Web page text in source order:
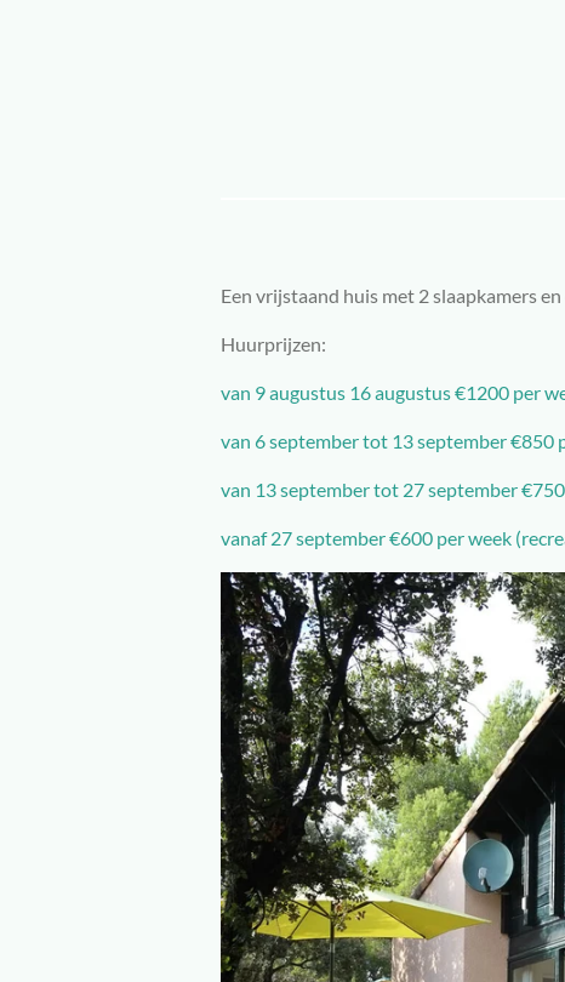
Een vrijstaand huis met 2 slaapkamers
Huurprijzen:
van 9 augustus 16 augustus €1200 per
van 6 september tot 13 september €850
van 13 september tot 27 september
vanaf 27 september €600 per week